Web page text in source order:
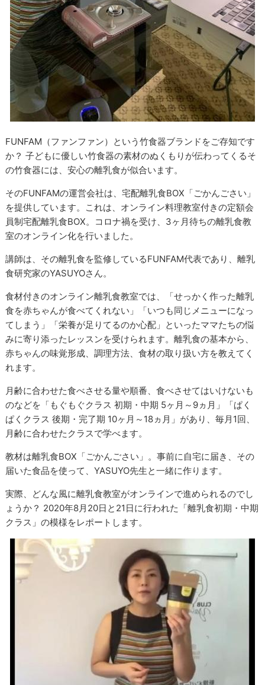
FUNFAM（ファンファン）という竹食器ブランドをご存知です
か？ 子どもに優しい竹食器の素材のぬくもりが伝わってくるそ
の竹食器には、安心の離乳食が似合います。
そのFUNFAMの運営会社は、宅配離乳食BOX「ごかんごさい」
を提供しています。これは、オンライン料理教室付きの定額会
員制宅配離乳食BOX。コロナ禍を受け、3ヶ月待ちの離乳食教
室のオンライン化を行いました。
講師は、その離乳食を監修しているFUNFAM代表であり、離乳
食研究家のYASUYOさん。
食材付きのオンライン離乳食教室では、「せっかく作った離乳
食を赤ちゃんが食べてくれない」「いつも同じメニューになっ
てしまう」「栄養が足りてるのか心配」といったママたちの悩
みに寄り添ったレッスンを受けられます。離乳食の基本から、
赤ちゃんの味覚形成、調理方法、食材の取り扱い方を教えてく
れます。
月齢に合わせた食べさせる量や順番、食べさせてはいけないも
のなどを「もぐもぐクラス 初期・中期 5ヶ月～9ヵ月」「ぱく
ぱくクラス 後期・完了期 10ヶ月～18ヵ月」があり、毎月1回、
月齢に合わせたクラスで学べます。
教材は離乳食BOX「ごかんごさい」。事前に自宅に届き、その
届いた食品を使って、YASUYO先生と一緒に作ります。
実際、どんな風に離乳食教室がオンラインで進められるのでし
ょうか？ 2020年8月20日と21日に行われた「離乳食初期・中期
クラス」の模様をレポートします。